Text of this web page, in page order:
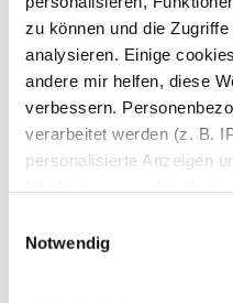
zu können und die
analysieren. Einige
andere mir helfen, diese
verbessern.
verarbeitet werden (z. B.
personalisierte Anzeigen
Medien, Werbung und
führen diese
Daten zusammen, die
Notwendig